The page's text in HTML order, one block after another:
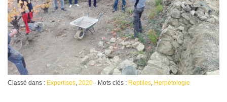
Classé dans : Expertises, 2020- Mots clés : Reptiles, Herpétologie